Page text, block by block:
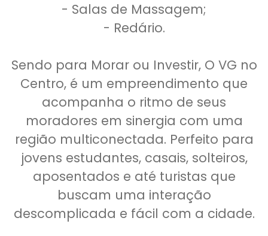
- Salas de Massagem;
- Redário.
Sendo para Morar ou Investir, O VG no
Centro, é um empreendimento que
acompanha o ritmo de seus
moradores em sinergia com uma
região multiconectada. Perfeito para
jovens estudantes, casais, solteiros,
aposentados e até turistas que
buscam uma interação
descomplicada e fácil com a cidade.